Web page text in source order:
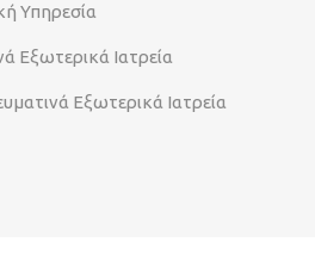
Υπηρεσία
Εξωτερικά Ιατρεία
Εξωτερικά Ιατρεία